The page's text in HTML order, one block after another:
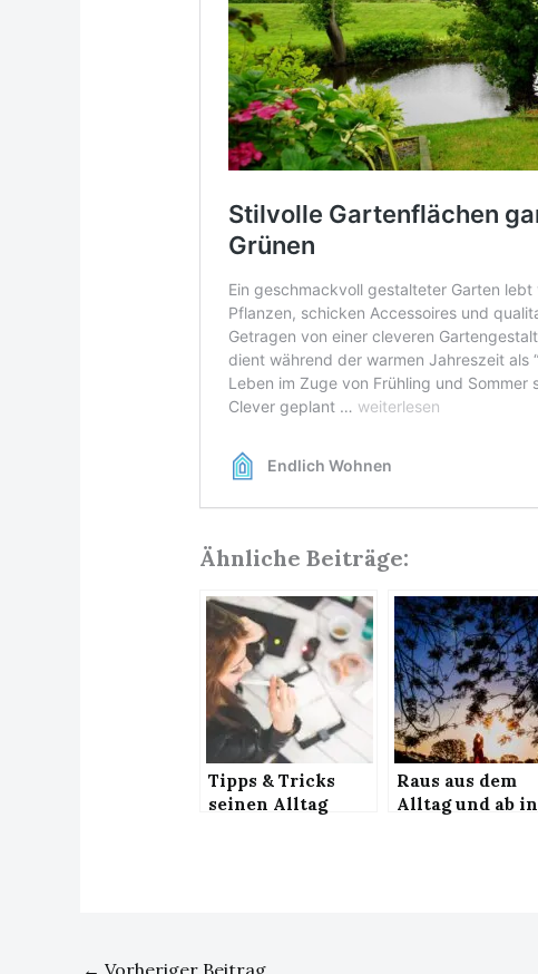
Ähnliche Beiträge:
Tipps & Tricks
seinen Alltag
Raus aus dem
Alltag und ab in